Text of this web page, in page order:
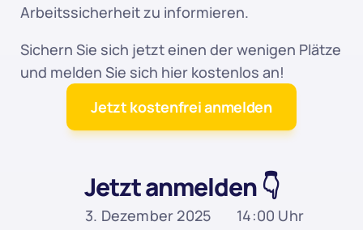
Arbeitssicherheit zu informieren.
Sichern Sie sich jetzt einen der wenigen Plätze
und melden Sie sich hier kostenlos an!
Jetzt kostenfrei anmelden
Jetzt anmelden 👇
3. Dezember 2025
14:00 Uhr